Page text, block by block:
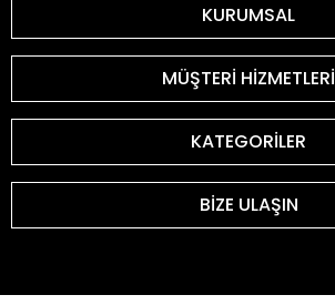
KURUMSAL
MÜŞTERİ HİZMETLERİ
KATEGORİLER
BİZE ULAŞIN